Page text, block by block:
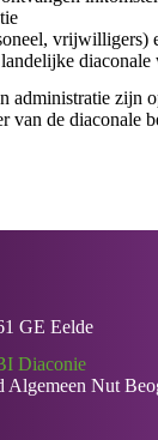
vrijwilligers)
administratie zijn
van de diaconale
GE Eelde
Diaconie
Algemeen Nut